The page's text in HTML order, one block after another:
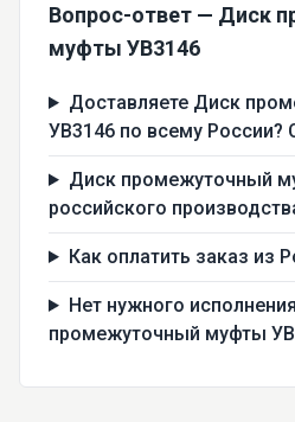
Вопрос-ответ — Диск
муфты УВ3146
Доставляете Диск
УВ3146 по всему России?
Диск промежуточный
российского
Как оплатить заказ из
Нет нужного
промежуточный муфты